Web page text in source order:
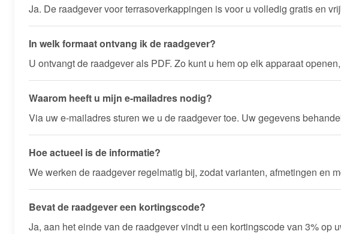
Ja. De raadgever voor terrasoverkappingen is voor u volledig gratis en
In welk formaat ontvang ik de raadgever?
U ontvangt de raadgever als PDF. Zo kunt u hem op elk apparaat
Waarom heeft u mijn e-mailadres nodig?
Via uw e-mailadres sturen we u de raadgever toe. Uw gegevens
Hoe actueel is de informatie?
We werken de raadgever regelmatig bij, zodat varianten, afmetingen en
Bevat de raadgever een kortingscode?
Ja, aan het einde van de raadgever vindt u een kortingscode van 3% op